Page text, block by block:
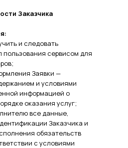
Заказчика
и следовать
сервисом для
Заявки —
и условиями
информацией о
оказания услуг;
все данные,
Заказчика и
обязательств
с условиями